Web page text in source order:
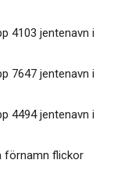
4103 jentenavn i
7647 jentenavn i
4494 jentenavn i
förnamn flickor